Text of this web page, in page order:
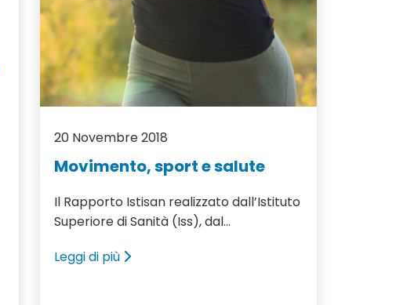
20 Novembre 2018
Movimento, sport e salute
Il Rapporto Istisan realizzato dall’Istituto
Superiore di Sanità (Iss), dal...
Leggi di più